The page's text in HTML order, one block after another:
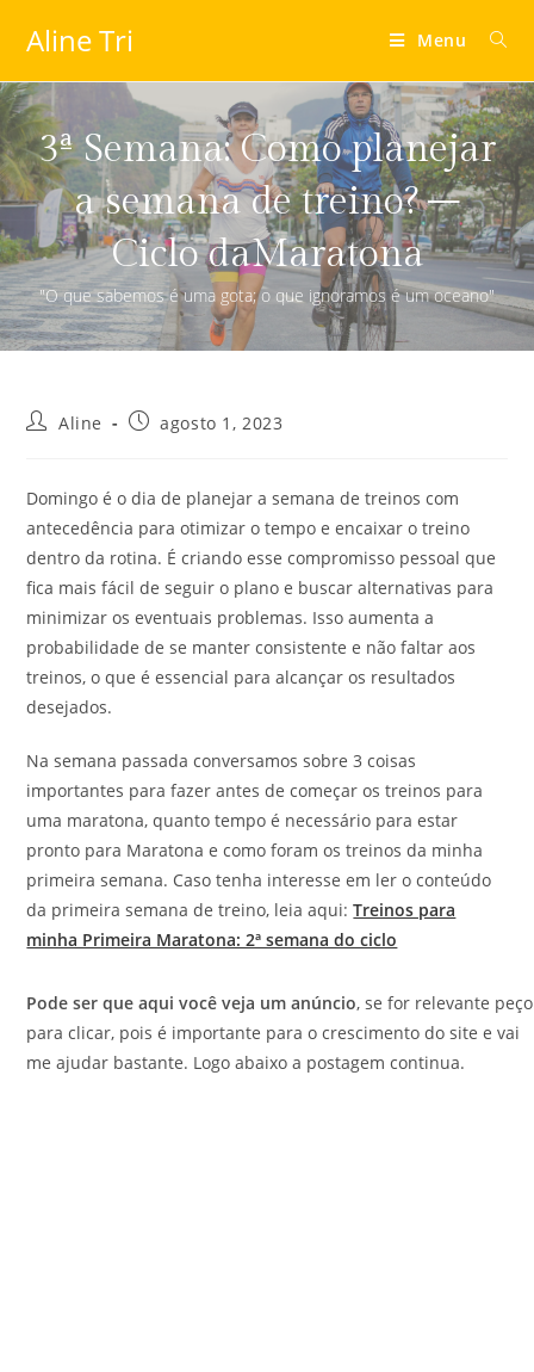
Aline Tri Menu
3ª Semana: Como planejar
a semana de treino? –
Ciclo daMaratona
"O que sabemos é uma gota; o que ignoramos é um oceano"
Aline agosto 1, 2023
Domingo é o dia de planejar a semana de treinos com
antecedência para otimizar o tempo e encaixar o treino
dentro da rotina. É criando esse compromisso pessoal que
fica mais fácil de seguir o plano e buscar alternativas para
minimizar os eventuais problemas. Isso aumenta a
probabilidade de se manter consistente e não faltar aos
treinos, o que é essencial para alcançar os resultados
desejados.
Na semana passada conversamos sobre 3 coisas
importantes para fazer antes de começar os treinos para
uma maratona, quanto tempo é necessário para estar
pronto para Maratona e como foram os treinos da minha
primeira semana. Caso tenha interesse em ler o conteúdo
da primeira semana de treino, leia aqui:Treinos para
minha Primeira Maratona: 2ª semana do ciclo
Pode ser que aqui você veja um anúncio, se for relevante peço
para clicar, pois é importante para o crescimento do site e vai
me ajudar bastante. Logo abaixo a postagem continua.